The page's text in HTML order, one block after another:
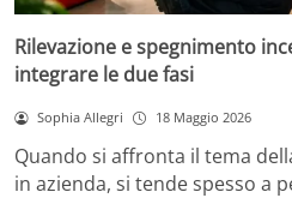
Rilevazione e spegnimento
integrare le due fasi
Sophia Allegri 18 Maggio 2026
Quando si affronta il tema
in azienda, si tende spesso a